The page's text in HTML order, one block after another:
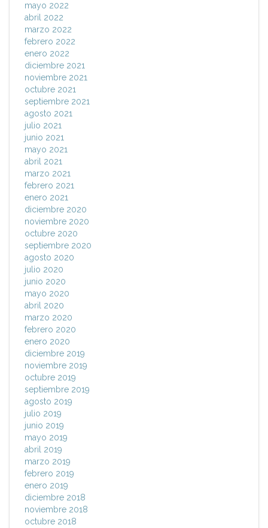
mayo 2022
abril 2022
marzo 2022
febrero 2022
enero 2022
diciembre 2021
noviembre 2021
octubre 2021
septiembre 2021
agosto 2021
julio 2021
junio 2021
mayo 2021
abril 2021
marzo 2021
febrero 2021
enero 2021
diciembre 2020
noviembre 2020
octubre 2020
septiembre 2020
agosto 2020
julio 2020
junio 2020
mayo 2020
abril 2020
marzo 2020
febrero 2020
enero 2020
diciembre 2019
noviembre 2019
octubre 2019
septiembre 2019
agosto 2019
julio 2019
junio 2019
mayo 2019
abril 2019
marzo 2019
febrero 2019
enero 2019
diciembre 2018
noviembre 2018
octubre 2018